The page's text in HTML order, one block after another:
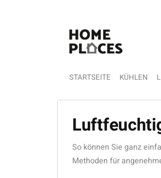
STARTSEITE KÜHLEN
So können Sie ganz
Methoden für